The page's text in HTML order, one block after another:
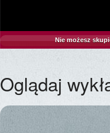
Nie możesz
Oglądaj